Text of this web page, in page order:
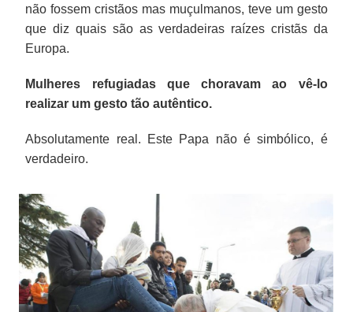
não fossem cristãos mas muçulmanos, teve um gesto
que diz quais são as verdadeiras raízes cristãs da
Europa.
Mulheres refugiadas que choravam ao vê-lo
realizar um gesto tão autêntico.
Absolutamente real. Este Papa não é simbólico, é
verdadeiro.